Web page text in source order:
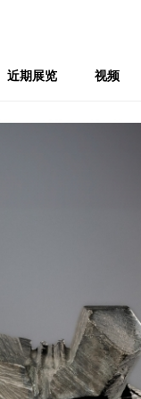
近期展览 视频